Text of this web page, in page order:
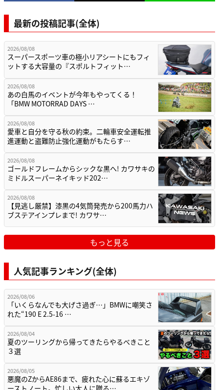
最新の投稿記事(全体)
2026/08/08
スーパースポーツ車の極小リアシートにもフィ
ットする大容量の『スポルトフィット…
2026/08/08
あの白馬のイベントが今年もやってくる！
「BMW MOTORRAD DAYS …
2026/08/08
愛車と自分を守る秋の約束。二輪車安全運転推
進運動と盗難防止強化運動がもたらす…
2026/08/08
ゴールドフレームからシックな黒へ! カワサキの
ミドルスーパーネイキッド202…
2026/08/08
【見逃し厳禁】漆黒の4気筒発売から200馬力ハ
ブステアインプレまで! カワサ…
もっと見る
人気記事ランキング(全体)
2026/08/06
「いくらなんでも大げさ過ぎ…」BMWに嘲笑さ
れた“190 E 2.5-16 …
2026/08/04
夏のツーリングから帰ってきたらやるべきこと
３選
2026/08/05
悪魔のZからAE86まで、疲れた心に蘇るエキゾ